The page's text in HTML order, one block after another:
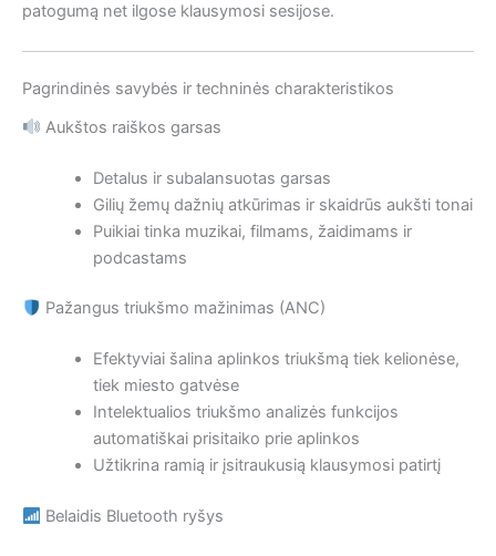
patogumą net ilgose klausymosi sesijose.
Pagrindinės savybės ir techninės charakteristikos
Aukštos raiškos garsas
Detalus ir subalansuotas garsas
Gilių žemų dažnių atkūrimas ir skaidrūs aukšti tonai
Puikiai tinka muzikai, filmams, žaidimams ir
podcastams
Pažangus triukšmo mažinimas (ANC)
Efektyviai šalina aplinkos triukšmą tiek kelionėse,
tiek miesto gatvėse
Intelektualios triukšmo analizės funkcijos
automatiškai prisitaiko prie aplinkos
Užtikrina ramią ir įsitraukusią klausymosi patirtį
Belaidis Bluetooth ryšys